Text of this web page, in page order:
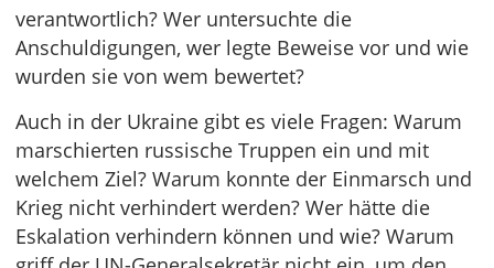
verantwortlich? Wer untersuchte die
Anschuldigungen, wer legte Beweise vor und wie
wurden sie von wem bewertet?
Auch in der Ukraine gibt es viele Fragen: Warum
marschierten russische Truppen ein und mit
welchem Ziel? Warum konnte der Einmarsch und
Krieg nicht verhindert werden? Wer hätte die
Eskalation verhindern können und wie? Warum